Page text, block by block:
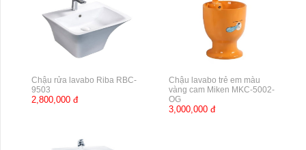
Chậu rửa lavabo Riba RBC-
9503
2,800,000 đ
Chậu lavabo trẻ em màu
vàng cam Miken MKC-5002-
OG
3,000,000 đ